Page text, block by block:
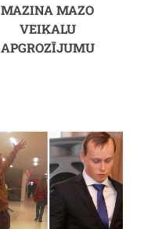
MAZINA MAZO
VEIKALU
APGROZĪJUMU